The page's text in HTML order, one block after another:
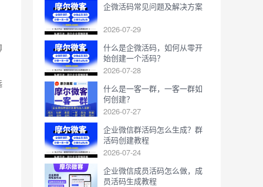
企微活码常见问题及解决方案
2026-07-29
什么是企微活码，如何从零开
始创建一个活码？
2026-07-28
什么是一客一群，一客一群如
何创建？
2026-07-27
企业微信群活码怎么生成？群
活码创建教程
2026-07-24
企业微信成员活码怎么做，成
员活码生成教程